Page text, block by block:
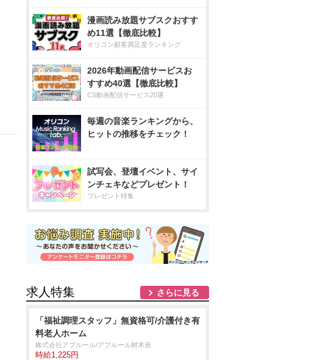
漫画読み放題サブスクおすす
め11選【徹底比較】
オリコン顧客満足度ランキング
2026年動画配信サービスお
すすめ40選【徹底比較】
CS動画配信サービス20選
毎週の音楽ランキングから、
ヒットの推移をチェック！
試写会、登壇イベント、サイ
ンチェキなどプレゼント！
プレゼント特集
求人特集 さらに見る
「福祉調理スタッフ」無資格可/介護付き有
料老人ホーム
株式会社アプルール/アプルール材木座
時給1,225円